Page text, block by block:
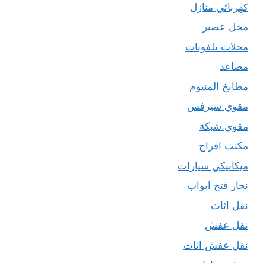
كهربائي منازل
محل عصير
محلات تلفونات
مصاعد
مطابخ المنيوم
مقوي سيرفس
مقوي شبكة
مكتب افراح
ميكانيكي سيارات
نجار فتح ابواب
نقل اثاث
نقل عفش
نقل عفش اثاث